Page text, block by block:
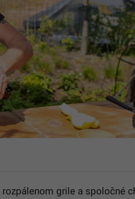
rozpálenom grile a spoločné